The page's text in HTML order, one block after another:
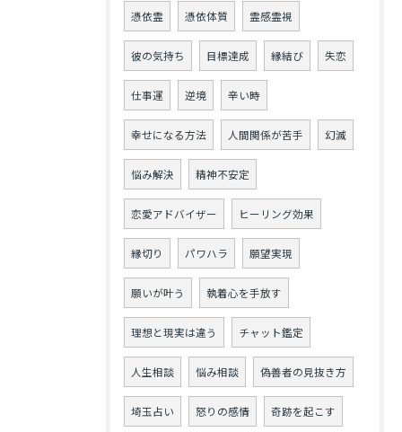
憑依霊 憑依体質 霊感霊視
彼の気持ち 目標達成 縁結び 失恋
仕事運 逆境 辛い時
幸せになる方法 人間関係が苦手 幻滅
悩み解決 精神不安定
恋愛アドバイザー ヒーリング効果
縁切り パワハラ 願望実現
願いが叶う 執着心を手放す
理想と現実は違う チャット鑑定
人生相談 悩み相談 偽善者の見抜き方
埼玉占い 怒りの感情 奇跡を起こす